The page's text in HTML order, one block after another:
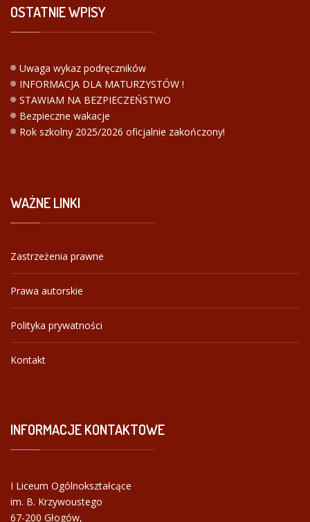
OSTATNIEWPISY
Uwaga wykaz podręczników
INFORMACJA DLA MATURZYSTÓW !
STAWIAM NA BEZPIECZEŃSTWO
Bezpieczne wakacje
Rok szkolny 2025/2026 oficjalnie zakończony!
WAŻNELINKI
Zastrzeżenia prawne
Prawa autorskie
Polityka prywatności
Kontakt
INFORMACJEKONTAKTOWE
I Liceum Ogólnokształcące
im. B. Krzywoustego
67-200 Głogów,